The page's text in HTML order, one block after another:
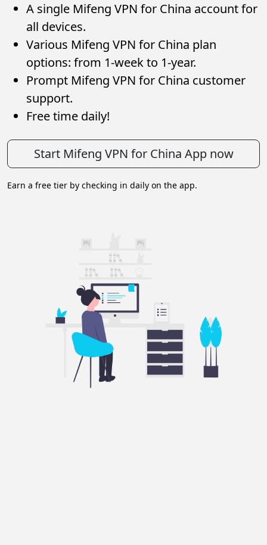
A single Mifeng VPN for China account for
all devices.
Various Mifeng VPN for China plan
options: from 1-week to 1-year.
Prompt Mifeng VPN for China customer
support.
Free time daily!
Start Mifeng VPN for China App now
Earn a free tier by checking in daily on the app.